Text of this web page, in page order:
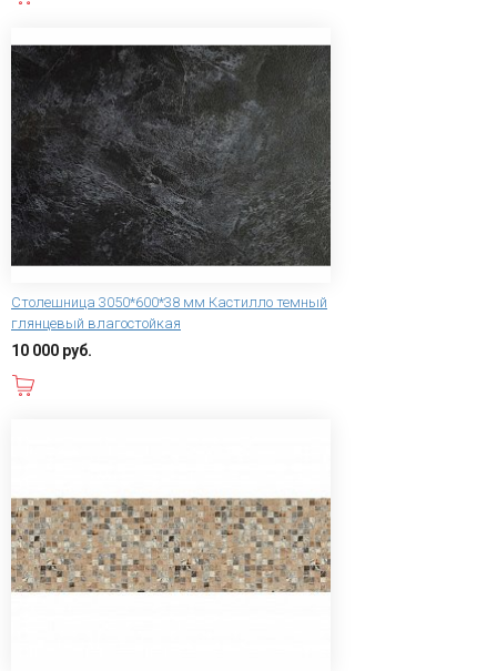
Столешница 3050*600*38 мм Кастилло темный
глянцевый влагостойкая
10 000 руб.